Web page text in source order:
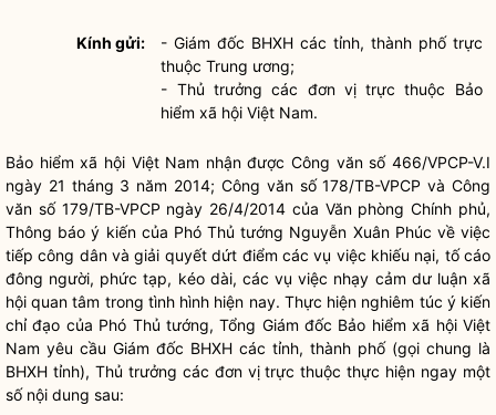
Kính gửi:
- Giám đốc BHXH các tỉnh, thành phố trực
thuộc Trung ương;
- Thủ trưởng các đơn vị trực thuộc Bảo
hiểm xã hội Việt Nam.
Bảo hiểm xã hội Việt Nam nhận được Công văn số 466/VPCP-V.I
ngày 21 tháng 3 năm 2014; Công văn số 178/TB-VPCP và Công
văn số 179/TB-VPCP ngày 26/4/2014 của Văn phòng Chính phủ,
Thông báo ý kiến của Phó Thủ tướng Nguyễn Xuân Phúc về việc
tiếpcông dânvà giải quyết dứt điểm các vụ việc khiếu nại, tố cáo
đông người, phức tạp, kéo dài, các vụ việc nhạy cảm dư luận xã
hội quan tâm trong tình hình hiện nay. Thực hiện nghiêm túc ý kiến
chỉ đạo của Phó Thủ tướng, Tổng Giám đốc Bảo hiểm xã hội Việt
Nam yêu cầu Giám đốc BHXH các tỉnh, thành phố (gọi chung là
BHXH tỉnh), Thủ trưởng các đơn vị trực thuộc thực hiện ngay một
số nội dung sau: